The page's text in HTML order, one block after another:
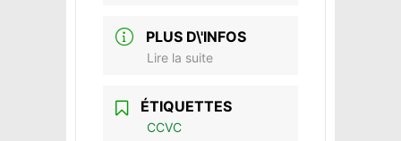
PLUS D\'INFOS
Lire la suite
ÉTIQUETTES
CCVC